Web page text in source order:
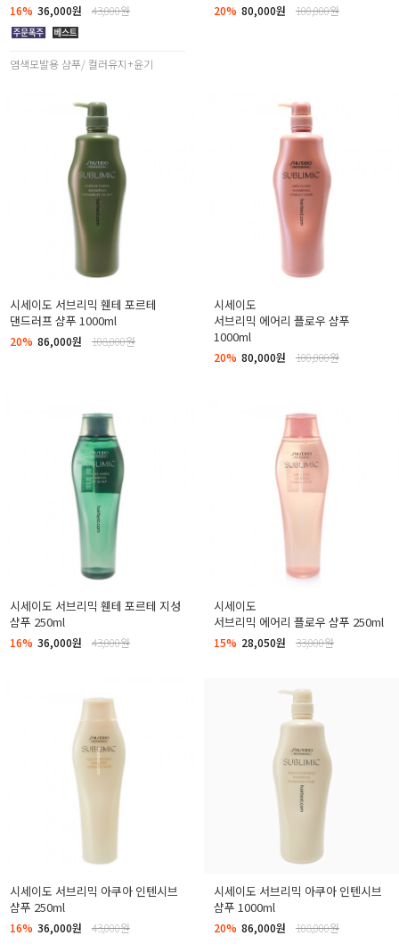
16% 36,000원 43,000원
염색모발용 샴푸/ 컬러유지+윤기
20% 80,000원 100,000원
시세이도 서브리믹 휀테 포르테
댄드러프 샴푸 1000ml
20% 86,000원 108,000원
시세이도
서브리믹 에어리 플로우 샴푸
1000ml
20% 80,000원 100,000원
시세이도 서브리믹 휀테 포르테 지성
샴푸 250ml
16% 36,000원 43,000원
시세이도
서브리믹 에어리 플로우 샴푸 250ml
15% 28,050원 33,000원
시세이도 서브리믹 아쿠아 인텐시브
샴푸 250ml
16% 36,000원 43,000원
시세이도 서브리믹 아쿠아 인텐시브
샴푸 1000ml
20% 86,000원 108,000원